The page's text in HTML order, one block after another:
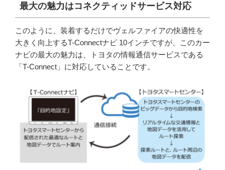
最大の魅力はコネクティッドサービス対応
このように、装着するだけでヴェルファイアの快適性を
大きく向上するT-Connectナビ 10インチですが、このカー
ナビの最大の魅力は、トヨタの情報通信サービスである
「T-Connect」に対応していることです。